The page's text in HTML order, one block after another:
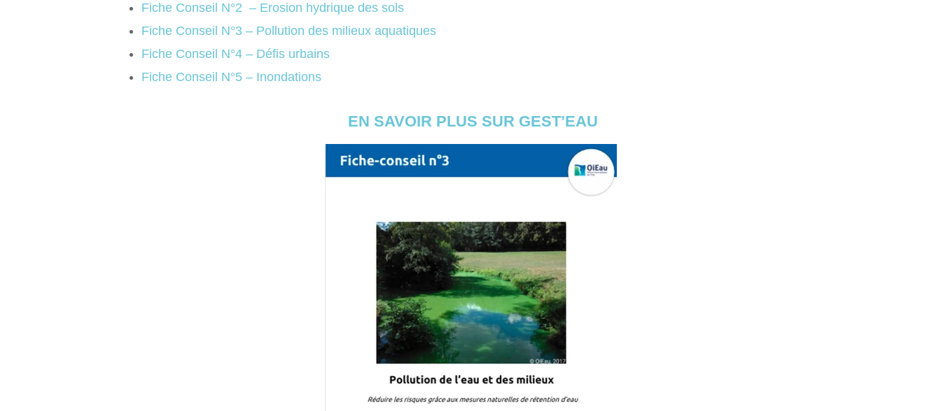
Fiche Conseil N°2 – Erosion hydrique des sols
Fiche Conseil N°3 – Pollution des milieux aquatiques
Fiche Conseil N°4 – Défis urbains
Fiche Conseil N°5 – Inondations
EN SAVOIR PLUS SUR GEST’EAU